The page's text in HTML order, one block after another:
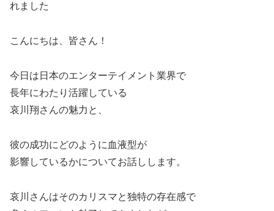
れました
こんにちは、皆さん！
今日は日本のエンターテイメント業界で
長年にわたり活躍している
哀川翔さんの魅力と、
彼の成功にどのように血液型が
影響しているかについてお話しします。
哀川さんはそのカリスマと独特の存在感で